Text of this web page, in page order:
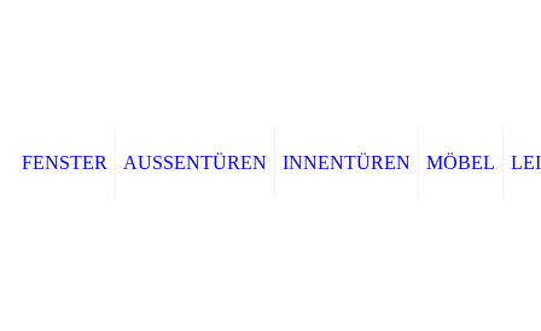
FENSTER AUSSENTÜREN INNENTÜREN MÖBEL